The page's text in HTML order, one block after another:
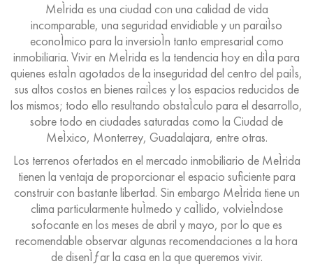
MeÌrida es una ciudad con una calidad de vida
incomparable, una seguridad envidiable y un paraiÌso
econoÌmico para la inversioÌn tanto empresarial como
inmobiliaria. Vivir en MeÌrida es la tendencia hoy en diÌa para
quienes estaÌn agotados de la inseguridad del centro del paiÌs,
sus altos costos en bienes raiÌces y los espacios reducidos de
los mismos; todo ello resultando obstaÌculo para el desarrollo,
sobre todo en ciudades saturadas como la Ciudad de
MeÌxico, Monterrey, Guadalajara, entre otras.
Los terrenos ofertados en el mercado inmobiliario de MeÌrida
tienen la ventaja de proporcionar el espacio suficiente para
construir con bastante libertad. Sin embargo MeÌrida tiene un
clima particularmente huÌmedo y caÌlido, volvieÌndose
sofocante en los meses de abril y mayo, por lo que es
recomendable observar algunas recomendaciones a la hora
de disenÌƒar la casa en la que queremos vivir.